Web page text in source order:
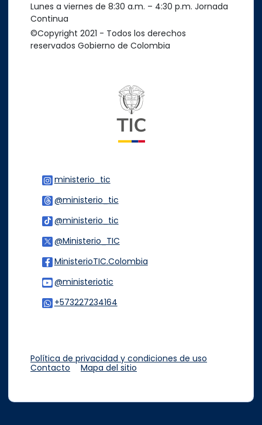
Lunes a viernes de 8:30 a.m. – 4:30 p.m. Jornada
Continua
©Copyright 2021 - Todos los derechos
reservados Gobierno de Colombia
ministerio_tic
@ministerio_tic
@ministerio_tic
@Ministerio_TIC
MinisterioTIC.Colombia
@ministeriotic
+573227234164
Política de privacidad y condiciones de uso
Contacto
Mapa del sitio